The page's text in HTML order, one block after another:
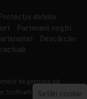
Protecţia datelor
Partenerii noştri
Descărcări
de gestiune ale
Szoftverház Kft.Setări cookie